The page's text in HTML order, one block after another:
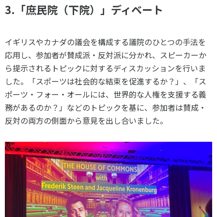
3. 「庶民院（下院）」ディベート
イギリスやカナダの議会を構成する議院のひとつの手法を
応用し、参加者が賛成派・反対派に分かれ、スピーカーか
ら提示されるトピックに対するディスカッションを行いま
した。「スポーツは社会的な結束を促進するか？」、「ス
ポーツ・フォー・オールには、世界的な人権を支援する義
務があるのか？」などのトピックを基に、参加者は賛成・
反対の両方の側面から意見を出し合いました。